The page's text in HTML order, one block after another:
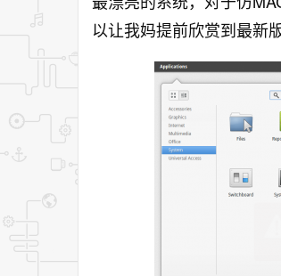
以让我妈提前欣赏到最新